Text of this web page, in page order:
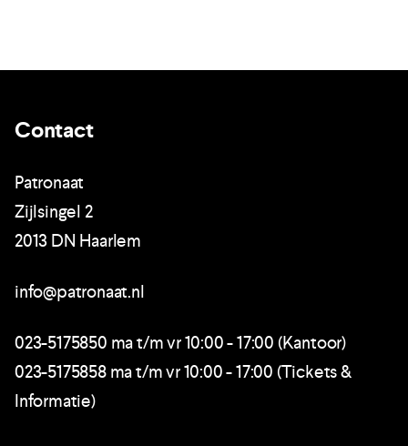
Contact
Patronaat
Zijlsingel 2
2013 DN Haarlem
info@patronaat.nl
023-5175850 ma t/m vr 10:00 - 17:00 (Kantoor)
023-5175858 ma t/m vr 10:00 - 17:00 (Tickets &
Informatie)